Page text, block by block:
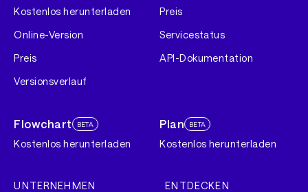
Kostenlos herunterladen
Online-Version
Preis
Versionsverlauf
Preis
Servicestatus
API-Dokumentation
Flowchart BETA
Kostenlos herunterladen
Plan BETA
Kostenlos herunterladen
UNTERNEHMEN ENTDECKEN